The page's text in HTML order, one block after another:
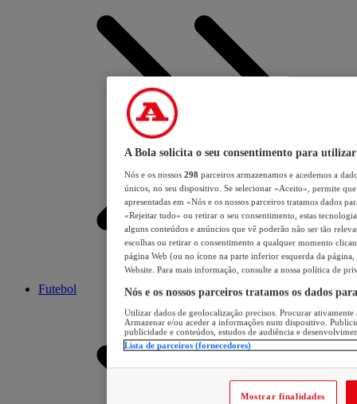
Futebol
A Bola solicita o seu consentimento para utilizar
Nós e os nossos 298 parceiros armazenamos e acedemos a
únicos, no seu dispositivo. Se selecionar «Aceito», permite
apresentadas em «Nós e os nossos parceiros tratamos dados
«Rejeitar tudo» ou retirar o seu consentimento, estas
alguns conteúdos e anúncios que vê poderão não ser tão
escolhas ou retirar o consentimento a qualquer momento
página Web (ou no ícone na parte inferior esquerda da página,
Website. Para mais informação, consulte a nossa política de
Nós e os nossos parceiros tratamos os dados
Utilizar dados de geolocalização precisos. Procurar
Armazenar e/ou aceder a informações num dispositivo.
publicidade e conteúdos, estudos de audiência e
Lista de parceiros (fornecedores)
Mostrar finalidades